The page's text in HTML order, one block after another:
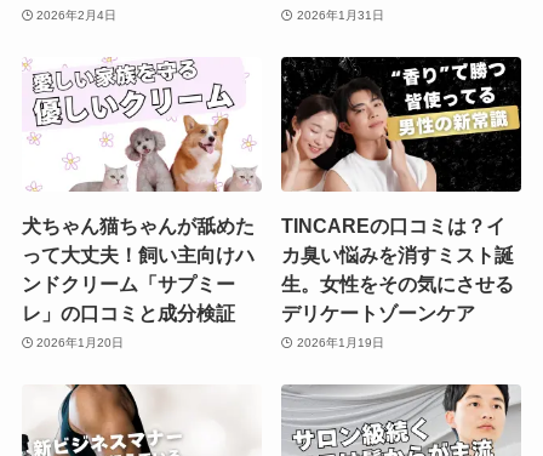
2026年2月4日 2026年1月31日
犬ちゃん猫ちゃんが舐めた
って大丈夫！飼い主向けハ
ンドクリーム「サプミー
レ」の口コミと成分検証
2026年1月20日
TINCAREの口コミは？イ
カ臭い悩みを消すミスト誕
生。女性をその気にさせる
デリケートゾーンケア
2026年1月19日